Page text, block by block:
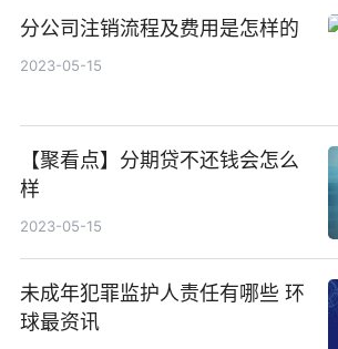
分公司注销流程及费用是怎样的
2023-05-15
【聚看点】分期贷不还钱会怎么
样
2023-05-15
未成年犯罪监护人责任有哪些 环
球最资讯